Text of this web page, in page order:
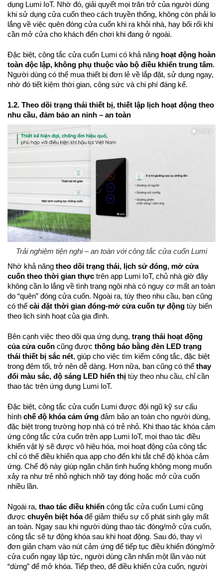
dụng Lumi IoT. Nhờ đó, giải quyết mọi trăn trở của người dùng
khi sử dụng cửa cuốn theo cách truyền thống, không còn phải lo
lắng về việc quên đóng cửa cuốn khi ra khỏi nhà, hay bối rối khi
cần mở cửa cho khách đến chơi khi đang ở ngoài.
Đặc biệt, công tắc cửa cuốn Lumi có khả năng hoạt động hoàn
toàn độc lập, không phụ thuộc vào bộ điều khiển trung tâm.
Người dùng có thể mua thiết bị đơn lẻ về lắp đặt, sử dụng ngay,
nhờ đó tiết kiệm thời gian, công sức và chi phí đáng kể.
1.2. Theo dõi trạng thái thiết bị, thiết lập lịch hoạt động theo
nhu cầu, đảm bảo an ninh – an toàn
Trải nghiệm tiện nghi – an toàn với công tắc cửa cuốn Lumi
Nhờ khả năng theo dõi trạng thái, lịch sử đóng, mở cửa
cuốn theo thời gian thực trên app Lumi IoT, chủ nhà giờ đây
không cần lo lắng về tình trạng ngôi nhà có nguy cơ mất an toàn
do “quên” đóng cửa cuốn. Ngoài ra, tùy theo nhu cầu, bạn cũng
có thể cài đặt thời gian đóng-mở cửa cuốn tự động tùy biến
theo lịch sinh hoạt của gia đình.
Bên cạnh việc theo dõi qua ứng dụng, trạng thái hoạt động
của cửa cuốn cũng được thông báo bằng đèn LED trạng
thái thiết bị sắc nét, giúp cho việc tìm kiếm công tắc, đặc biệt
trong đêm tối, trở nên dễ dàng. Hơn nữa, bạn cũng có thể thay
đổi màu sắc, độ sáng LED hiển thị tùy theo nhu cầu, chỉ cần
thao tác trên ứng dụng Lumi IoT.
Đặc biệt, công tắc cửa cuốn Lumi được đội ngũ kỹ sư cấu
hình chế độ khóa cảm ứng đảm bảo an toàn cho người dùng,
đặc biệt trong trường hợp nhà có trẻ nhỏ. Khi thao tác khóa cảm
ứng công tắc cửa cuốn trên app Lumi IoT, mọi thao tác điều
khiển vật lý sẽ được vô hiệu hóa, mọi hoạt động của công tắc
chỉ có thể điều khiển qua app cho đến khi tắt chế độ khóa cảm
ứng. Chế độ này giúp ngăn chặn tình huống không mong muốn
xảy ra như trẻ nhỏ nghịch nhỡ tay đóng hoặc mở cửa cuốn
nhiều lần.
Ngoài ra, thao tác điều khiển công tắc cửa cuốn Lumi cũng
được chuyên biệt hóađể giảm thiểu sự cố phát sinh gây mất
an toàn. Ngay sau khi người dùng thao tác đóng/mở cửa cuốn,
công tắc sẽ tự động khóa sau khi hoạt động. Sau đó, thay vì
đơn giản chạm vào nút cảm ứng để tiếp tục điều khiển đóng/mở
cửa cuốn ngay lập tức, người dùng cần nhấn một lần vào nút
“dừng” để mở khóa. Tiếp theo, để điều khiển cửa cuốn, người